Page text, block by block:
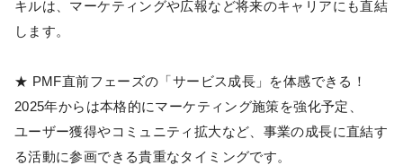
キルは、マーケティングや広報など将来のキャリアにも直結
します。
★ PMF直前フェーズの「サービス成長」を体感できる！
2025年からは本格的にマーケティング施策を強化予定、
ユーザー獲得やコミュニティ拡大など、事業の成長に直結す
る活動に参画できる貴重なタイミングです。